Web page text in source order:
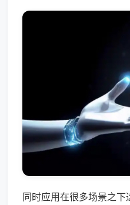
同时应用在很多场景之